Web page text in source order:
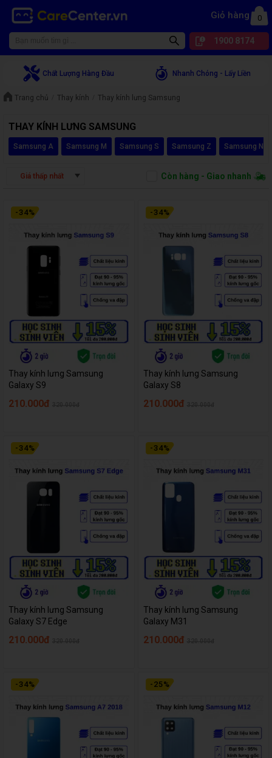
Giỏ hàng 0
1900 8174
Chất Lượng Hàng Đầu Nhanh Chóng - Lấy Liền
Trang chủ Thay kính Thay kính lưng Samsung
THAY KÍNH LƯNG SAMSUNG
Samsung A Samsung M Samsung S Samsung Z Samsung
Giá thấp nhất Còn hàng - Giao nhanh
- 34%
Thay kính lưng Samsung
Galaxy S9
210.000đ
- 34%
Thay kính lưng Samsung
Galaxy S8
210.000đ
- 34%
Thay kính lưng Samsung
Galaxy S7 Edge
210.000đ
- 34%
Thay kính lưng Samsung
Galaxy M31
210.000đ
- 34% - 25%